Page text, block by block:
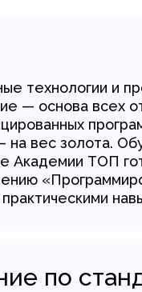
технологии и
— основа всех
на вес золота.
Академии ТОП
по